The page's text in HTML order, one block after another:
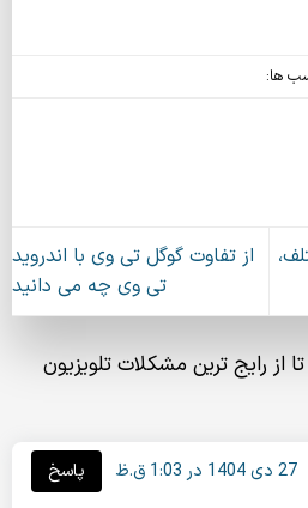
ها:
از تفاوت گوگل تی وی با اندروید
تی وی چه می دانید
15 تا از رایج ترین مشکلات تلویزیون
27 دی 1404 در 1:03 ق.ظ پاسخ